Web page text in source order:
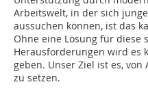
Arbeitswelt, in der sich
aussuchen können, ist das
Ohne eine Lösung für diese
Herausforderungen wird es
geben. Unser Ziel ist es,
zu setzen.